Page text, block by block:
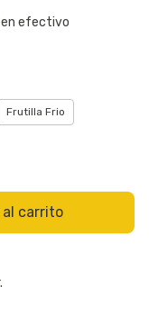
en efectivo
Frutilla Frio